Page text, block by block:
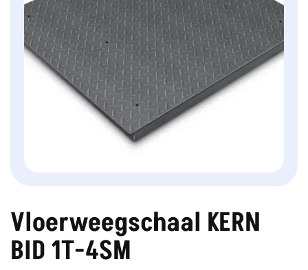
Vloerweegschaal KERN
BID 1T-4SM